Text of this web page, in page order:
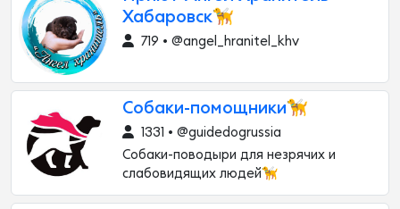
Хабаровск🦮
719 • @angel_hranitel_khv
Собаки-помощники🦮
1331 • @guidedogrussia
Собаки-поводыри для незрячих и
слабовидящих людей🦮